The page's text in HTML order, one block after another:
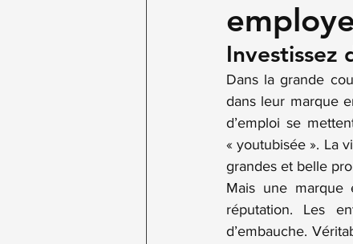
Marque employeur
Stratégie Talents du
Investissez
Dans la grande
dans leur marque
d’emploi se
« youtubisée ». La
grandes et belle
Mais une marque
réputation. Les
d’embauche.